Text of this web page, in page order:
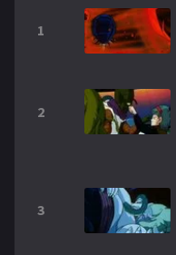
1
2
3